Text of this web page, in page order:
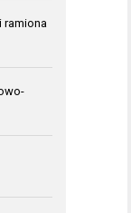
ramiona